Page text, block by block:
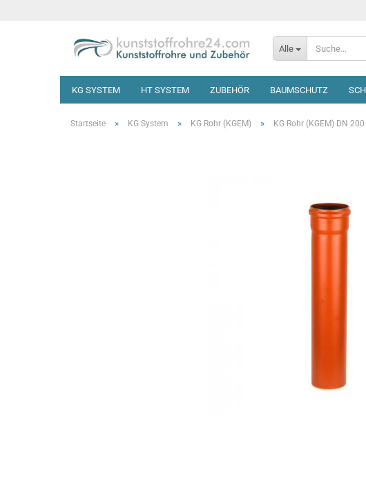
Alle
KG SYSTEM HT SYSTEM ZUBEHÖR BAUMSCHUTZ
Startseite » KG System » KG Rohr (KGEM) » KG Rohr (KGEM) DN